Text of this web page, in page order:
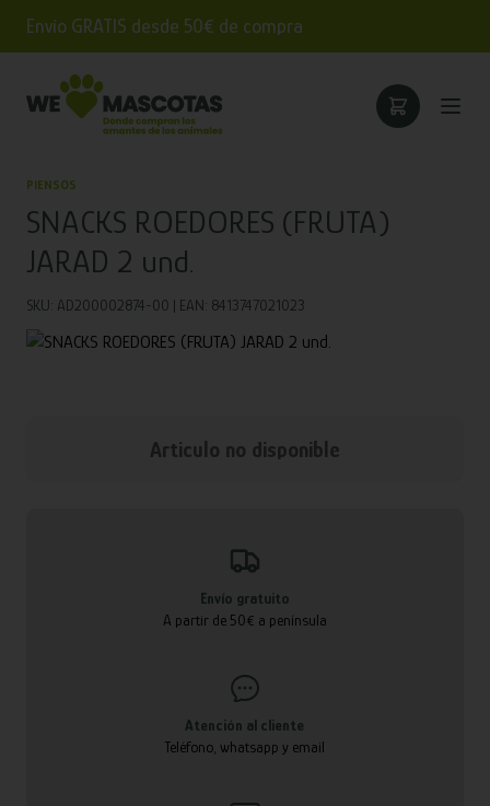
Envío GRATIS desde 50€ de compra
PIENSOS
SNACKS ROEDORES (FRUTA)
JARAD 2 und.
SKU: AD200002874-00 | EAN: 8413747021023
Articulo no disponible
Envío gratuito
A partir de 50€ a península
Atención al cliente
Teléfono, whatsapp y email